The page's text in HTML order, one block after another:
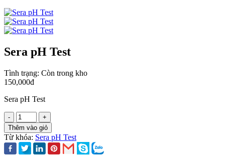
Sera pH Test
Tình trạng: Còn trong kho
150,000đ
Sera pH Test
-
+
Thêm vào giỏ
Từ khóa: Sera pH Test